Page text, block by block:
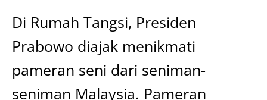
Di Rumah Tangsi, Presiden
Prabowo diajak menikmati
pameran seni dari seniman-
seniman Malaysia. Pameran